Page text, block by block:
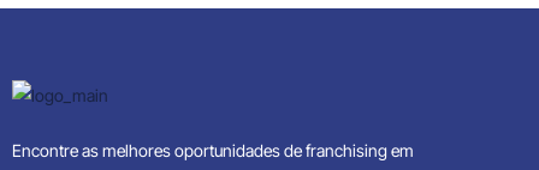
Encontre as melhores oportunidades de franchising em